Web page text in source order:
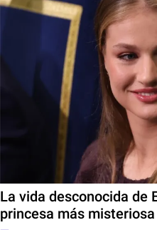
La vida desconocida de
princesa más misteriosa